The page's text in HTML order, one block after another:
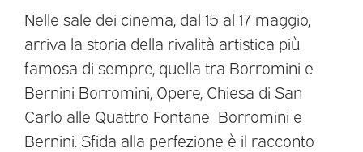
Nelle sale dei cinema, dal 15 al 17 maggio,
arriva la storia della rivalità artistica più
famosa di sempre, quella tra Borromini e
Bernini Borromini, Opere, Chiesa di San
Carlo alle Quattro Fontane Borromini e
Bernini. Sfida alla perfezione è il racconto